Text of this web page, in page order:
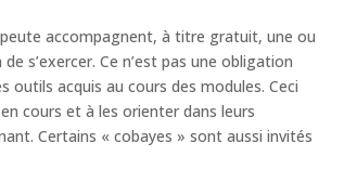
accompagnent, à titre gratuit, une ou
s’exercer. Ce n’est pas une obligation
acquis au cours des modules. Ceci
cours et à les orienter dans leurs
Certains « cobayes » sont aussi invités